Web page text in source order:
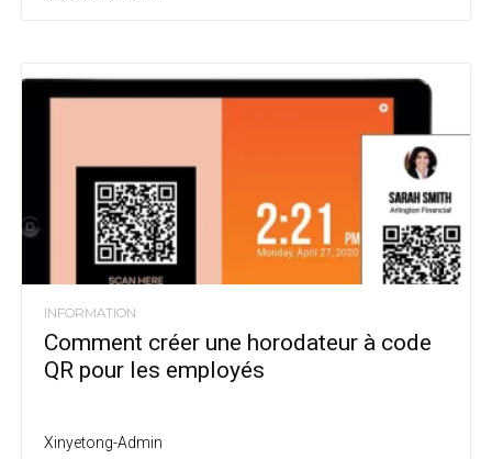
INFORMATION
Comment créer une horodateur à code
QR pour les employés
Xinyetong-Admin